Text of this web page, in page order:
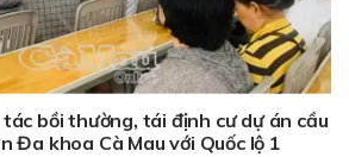
bồi thường, tái định cư dự án cầu
Đa khoa Cà Mau với Quốc lộ 1